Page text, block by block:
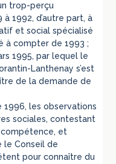
trop-perçu
1992, d’autre part, à
et social spécialisé
à compter de 1993 ;
1995, par lequel le
Lanthenay s’est
de la demande de
les observations
sociales, contestant
compétence, et
le Conseil de
pour connaître du